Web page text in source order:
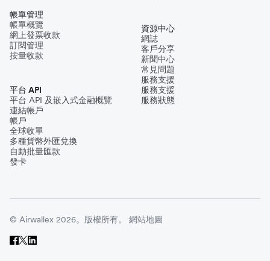
帳單管理
帳單概覽
網上發票收款
訂閱管理
按量收款
平台 API
平台 API 及嵌入式金融概覽
連結帳戶
帳戶
全球收單
多種貨幣外匯兌換
自動批量匯款
發卡
資源中心
網誌
客戶分享
新聞中心
常見問題
服務支援
服務支援
服務狀態
© Airwallex 2026。版權所有。 網站地圖